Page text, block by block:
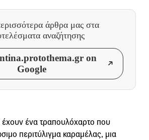
άρθρα μας στα
αναζήτησης
on
Google
έχουν ένα τραπουλόχαρτο που
περιτύλιγμα καραμέλας, μια